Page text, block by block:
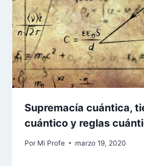
Supremacía cuántica,
cuántico y reglas
Por Mi Profe marzo 19, 2020